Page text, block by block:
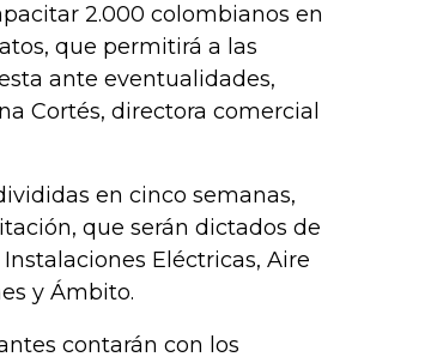
2.000 colombianos en
que permitirá a las
ante eventualidades,
Cortés, directora comercial
en cinco semanas,
que serán dictados de
Eléctricas, Aire
y Ámbito.
contarán con los